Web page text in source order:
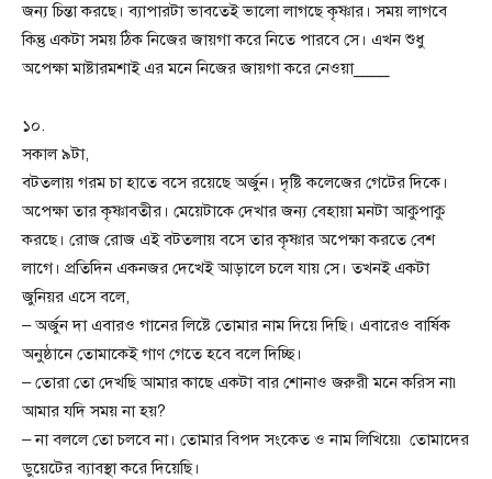
জন্য চিন্তা করছে। ব্যাপারটা ভাবতেই ভালো লাগছে কৃষ্ণার। সময় লাগবে
কিন্তু একটা সময় ঠিক নিজের জায়গা করে নিতে পারবে সে। এখন শুধু
অপেক্ষা মাষ্টারমশাই এর মনে নিজের জায়গা করে নেওয়া____
১০.
সকাল ৯টা,
বটতলায় গরম চা হাতে বসে রয়েছে অর্জুন। দৃষ্টি কলেজের গেটের দিকে।
অপেক্ষা তার কৃষ্ণাবতীর। মেয়েটাকে দেখার জন্য বেহায়া মনটা আকুপাকু
করছে। রোজ রোজ এই বটতলায় বসে তার কৃষ্ণার অপেক্ষা করতে বেশ
লাগে। প্রতিদিন একনজর দেখেই আড়ালে চলে যায় সে। তখনই একটা
জুনিয়র এসে বলে,
– অর্জুন দা এবারও গানের লিষ্টে তোমার নাম দিয়ে দিছি। এবারেও বার্ষিক
অনুষ্ঠানে তোমাকেই গাণ গেতে হবে বলে দিচ্ছি।
– তোরা তো দেখছি আমার কাছে একটা বার শোনাও জরুরী মনে করিস না৷
আমার যদি সময় না হয়?
– না বললে তো চলবে না। তোমার বিপদ সংকেত ও নাম লিখিয়ে৷ তোমাদের
ডুয়েটের ব্যাবস্থা করে দিয়েছি।